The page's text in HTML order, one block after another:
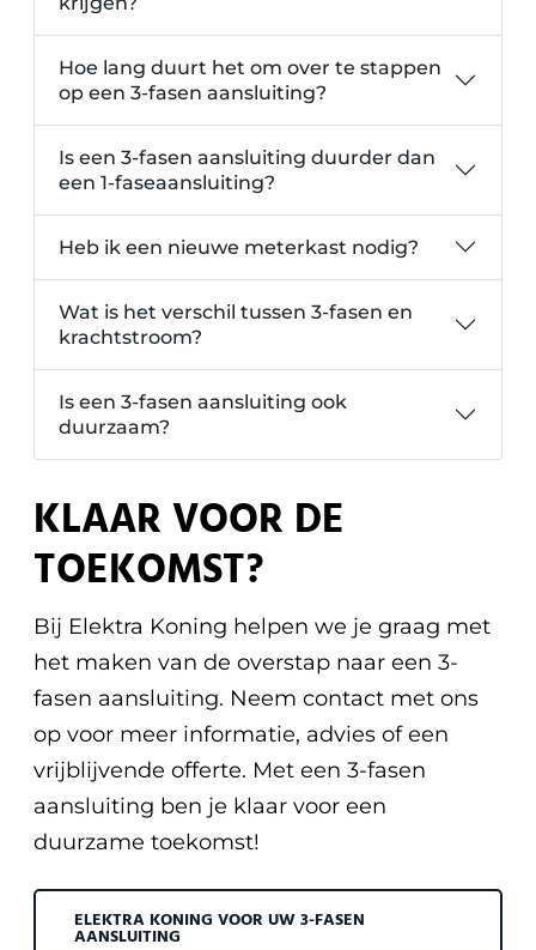
Hoe lang duurt het om over te stappen
op een 3-fasen aansluiting?
Is een 3-fasen aansluiting duurder dan
een 1-faseaansluiting?
Heb ik een nieuwe meterkast nodig?
Wat is het verschil tussen 3-fasen en
krachtstroom?
Is een 3-fasen aansluiting ook
duurzaam?
KLAAR VOOR DE
TOEKOMST?
Bij Elektra Koning helpen we je graag met
het maken van de overstap naar een 3-
fasen aansluiting. Neem contact met ons
op voor meer informatie, advies of een
vrijblijvende offerte. Met een 3-fasen
aansluiting ben je klaar voor een
duurzame toekomst!
ELEKTRA KONING VOOR UW 3-FASEN
AANSLUITING